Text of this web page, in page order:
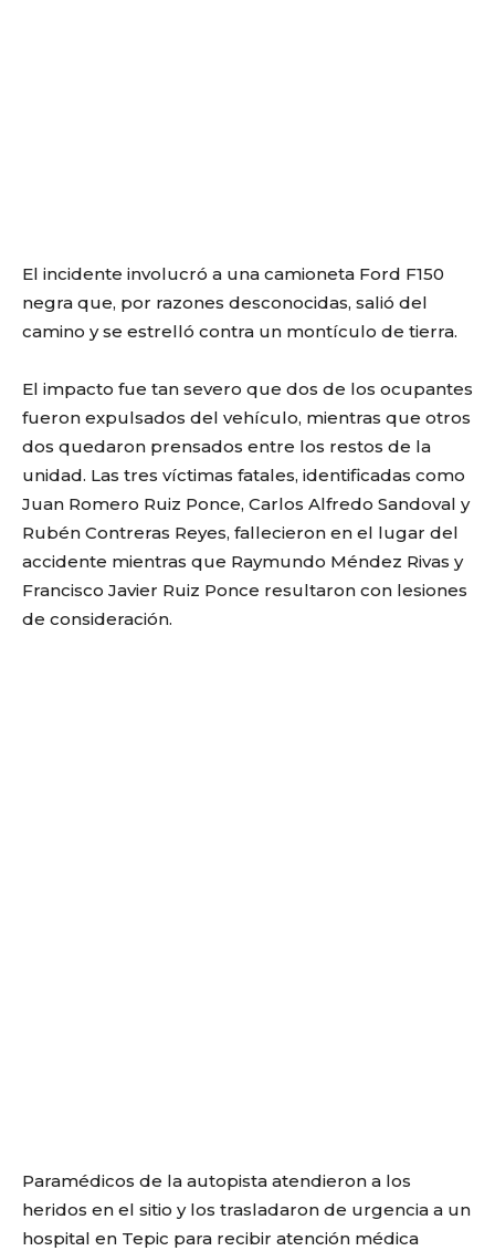
El incidente involucró a una camioneta Ford F150
negra que, por razones desconocidas, salió del
camino y se estrelló contra un montículo de tierra.
El impacto fue tan severo que dos de los ocupantes
fueron expulsados del vehículo, mientras que otros
dos quedaron prensados entre los restos de la
unidad. Las tres víctimas fatales, identificadas como
Juan Romero Ruiz Ponce, Carlos Alfredo Sandoval y
Rubén Contreras Reyes, fallecieron en el lugar del
accidente mientras que Raymundo Méndez Rivas y
Francisco Javier Ruiz Ponce resultaron con lesiones
de consideración.
Paramédicos de la autopista atendieron a los
heridos en el sitio y los trasladaron de urgencia a un
hospital en Tepic para recibir atención médica